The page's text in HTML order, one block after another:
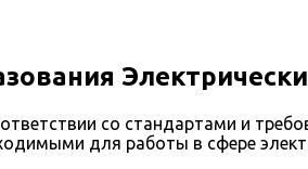
со стандартами и
для работы в сфере